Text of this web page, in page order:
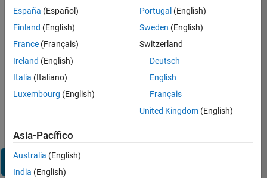
Dirección de correo electrónico
contraseña?
Iniciar
sesión
España (Español)
Finland (English)
France (Français)
Ireland (English)
Italia (Italiano)
Luxembourg (English)
Portugal (English)
Sweden (English)
Switzerland
Deutsch
English
Français
United Kingdom(English)
Asia-Pacífico
Australia (English)
India (English)